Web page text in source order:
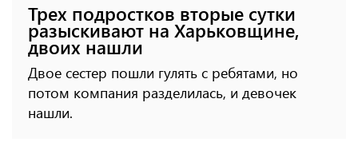
Трех подростков вторые сутки
разыскивают на Харьковщине,
двоих нашли
Двое сестер пошли гулять с ребятами, но
потом компания разделилась, и девочек
нашли.